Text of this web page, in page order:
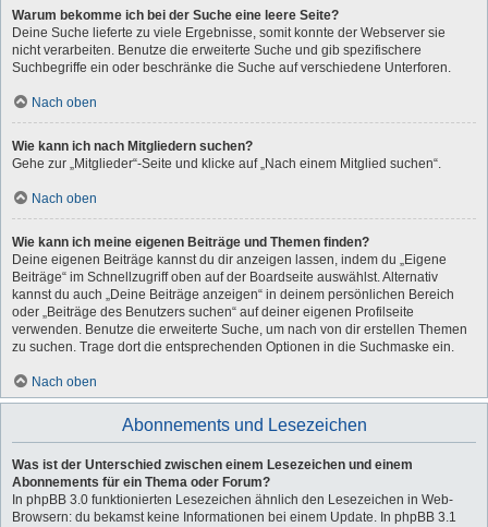
Warum bekomme ich bei der Suche eine leere Seite?
Deine Suche lieferte zu viele Ergebnisse, somit konnte der Webserver sie
nicht verarbeiten. Benutze die erweiterte Suche und gib spezifischere
Suchbegriffe ein oder beschränke die Suche auf verschiedene Unterforen.
Nach oben
Wie kann ich nach Mitgliedern suchen?
Gehe zur „Mitglieder“-Seite und klicke auf „Nach einem Mitglied suchen“.
Nach oben
Wie kann ich meine eigenen Beiträge und Themen finden?
Deine eigenen Beiträge kannst du dir anzeigen lassen, indem du „Eigene
Beiträge“ im Schnellzugriff oben auf der Boardseite auswählst. Alternativ
kannst du auch „Deine Beiträge anzeigen“ in deinem persönlichen Bereich
oder „Beiträge des Benutzers suchen“ auf deiner eigenen Profilseite
verwenden. Benutze die erweiterte Suche, um nach von dir erstellen Themen
zu suchen. Trage dort die entsprechenden Optionen in die Suchmaske ein.
Nach oben
Abonnements und Lesezeichen
Was ist der Unterschied zwischen einem Lesezeichen und einem
Abonnements für ein Thema oder Forum?
In phpBB 3.0 funktionierten Lesezeichen ähnlich den Lesezeichen in Web-
Browsern: du bekamst keine Informationen bei einem Update. In phpBB 3.1